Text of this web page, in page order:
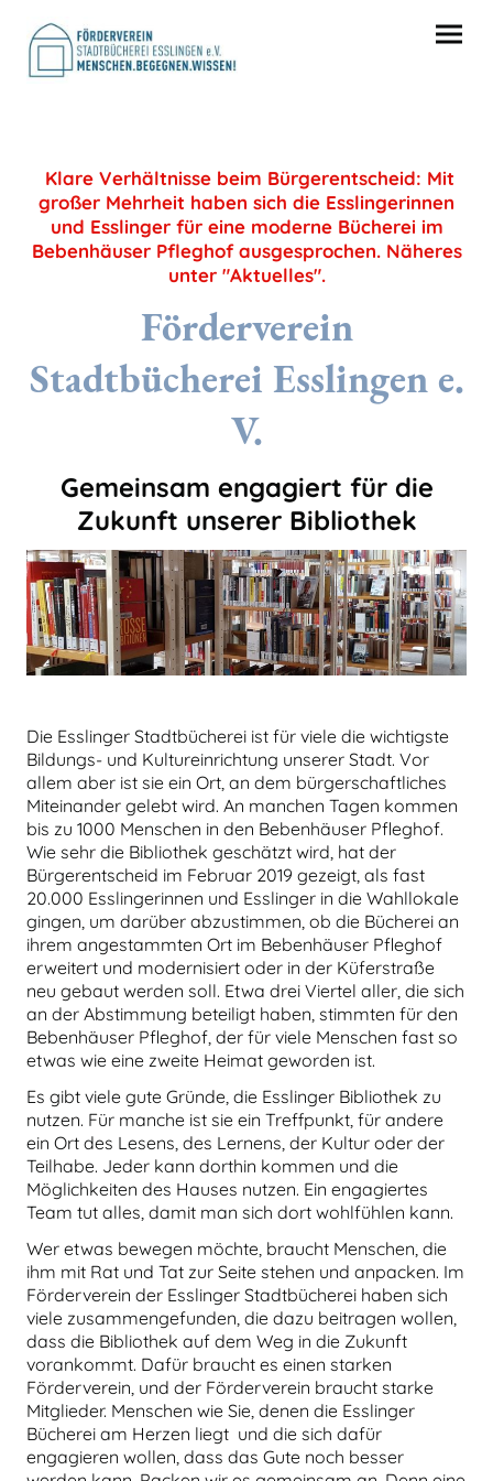
Klare Verhältnisse beim Bürgerentscheid: Mit
großer Mehrheit haben sich die Esslingerinnen
und Esslinger für eine moderne Bücherei im
Bebenhäuser Pfleghof ausgesprochen. Näheres
unter "Aktuelles".
Förderverein
Stadtbücherei Esslingen e.
V.
Gemeinsam engagiert für die
Zukunft unserer Bibliothek
Die Esslinger Stadtbücherei ist für viele die wichtigste
Bildungs- und Kultureinrichtung unserer Stadt. Vor
allem aber ist sie ein Ort, an dem bürgerschaftliches
Miteinander gelebt wird. An manchen Tagen kommen
bis zu 1000 Menschen in den Bebenhäuser Pfleghof.
Wie sehr die Bibliothek geschätzt wird, hat der
Bürgerentscheid im Februar 2019 gezeigt, als fast
20.000 Esslingerinnen und Esslinger in die Wahllokale
gingen, um darüber abzustimmen, ob die Bücherei an
ihrem angestammten Ort im Bebenhäuser Pfleghof
erweitert und modernisiert oder in der Küferstraße
neu gebaut werden soll. Etwa drei Viertel aller, die sich
an der Abstimmung beteiligt haben, stimmten für den
Bebenhäuser Pfleghof, der für viele Menschen fast so
etwas wie eine zweite Heimat geworden ist.
Es gibt viele gute Gründe, die Esslinger Bibliothek zu
nutzen. Für manche ist sie ein Treffpunkt, für andere
ein Ort des Lesens, des Lernens, der Kultur oder der
Teilhabe. Jeder kann dorthin kommen und die
Möglichkeiten des Hauses nutzen. Ein engagiertes
Team tut alles, damit man sich dort wohlfühlen kann.
Wer etwas bewegen möchte, braucht Menschen, die
ihm mit Rat und Tat zur Seite stehen und anpacken. Im
Förderverein der Esslinger Stadtbücherei haben sich
viele zusammengefunden, die dazu beitragen wollen,
dass die Bibliothek auf dem Weg in die Zukunft
vorankommt. Dafür braucht es einen starken
Förderverein, und der Förderverein braucht starke
Mitglieder. Menschen wie Sie, denen die Esslinger
Bücherei am Herzen liegt und die sich dafür
engagieren wollen, dass das Gute noch besser